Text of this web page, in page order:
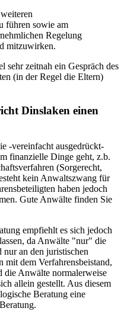
führen sowie am
Regelung
mitzuwirken.
sehr zeitnah ein Gespräch des
(in der Regel die Eltern)
Dinslaken einen
-vereinfacht ausgedrückt-
finanzielle Dinge geht, z.b.
(Sorgerecht,
kein Anwaltszwang für
haben jedoch
Gute Anwälte finden Sie
empfiehlt es sich jedoch
da Anwälte "nur" die
an den juristischen
dem Verfahrensbeistand,
die Anwälte normalerweise
allein gestellt. Aus diesem
Beratung eine